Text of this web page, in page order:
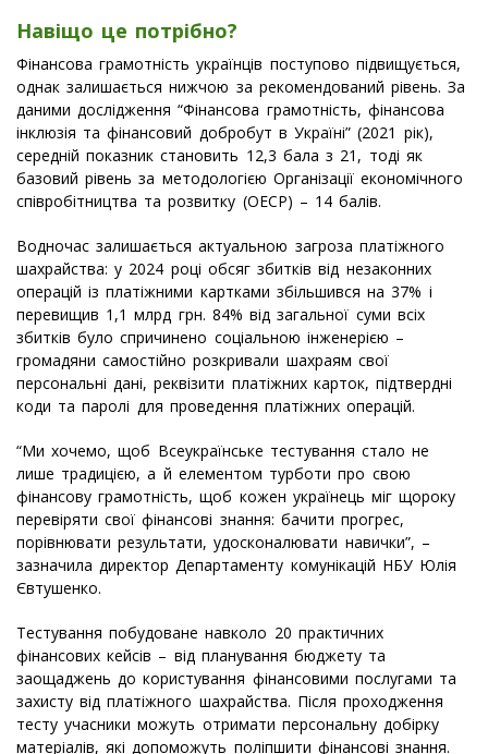
Навіщо це потрібно?
Фінансова грамотність українців поступово підвищується,
однак залишається нижчою за рекомендований рівень. За
даними дослідження “Фінансова грамотність, фінансова
інклюзія та фінансовий добробут в Україні” (2021 рік),
середній показник становить 12,3 бала з 21, тоді як
базовий рівень за методологією Організації економічного
співробітництва та розвитку (ОЕСР) – 14 балів.
Водночас залишається актуальною загроза платіжного
шахрайства: у 2024 році обсяг збитків від незаконних
операцій із платіжними картками збільшився на 37% і
перевищив 1,1 млрд грн. 84% від загальної суми всіх
збитків було спричинено соціальною інженерією –
громадяни самостійно розкривали шахраям свої
персональні дані, реквізити платіжних карток, підтвердні
коди та паролі для проведення платіжних операцій.
“Ми хочемо, щоб Всеукраїнське тестування стало не
лише традицією, а й елементом турботи про свою
фінансову грамотність, щоб кожен українець міг щороку
перевіряти свої фінансові знання: бачити прогрес,
порівнювати результати, удосконалювати навички”, –
зазначила директор Департаменту комунікацій НБУ Юлія
Євтушенко.
Тестування побудоване навколо 20 практичних
фінансових кейсів – від планування бюджету та
заощаджень до користування фінансовими послугами та
захисту від платіжного шахрайства. Після проходження
тесту учасники можуть отримати персональну добірку
матеріалів, які допоможуть поліпшити фінансові знання.